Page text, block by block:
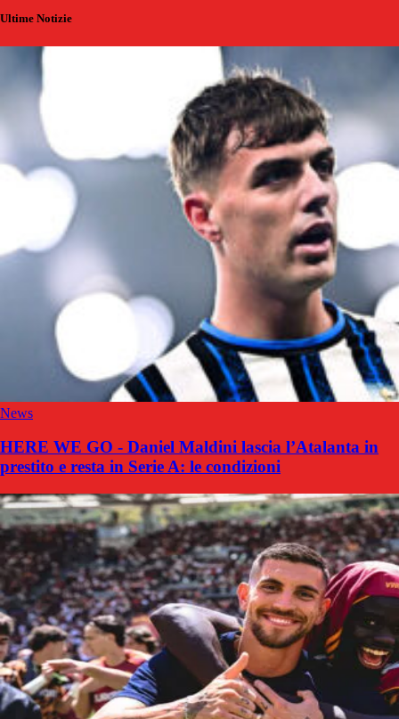
Ultime Notizie
News
HERE WE GO - Daniel Maldini lascia l’Atalanta in
prestito e resta in Serie A: le condizioni